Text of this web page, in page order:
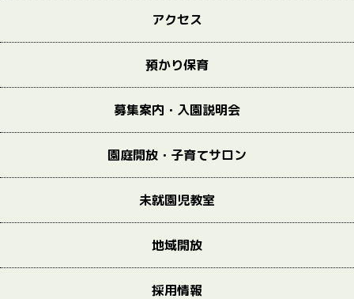
アクセス
預かり保育
募集案内・入園説明会
園庭開放・子育てサロン
未就園児教室
地域開放
採用情報